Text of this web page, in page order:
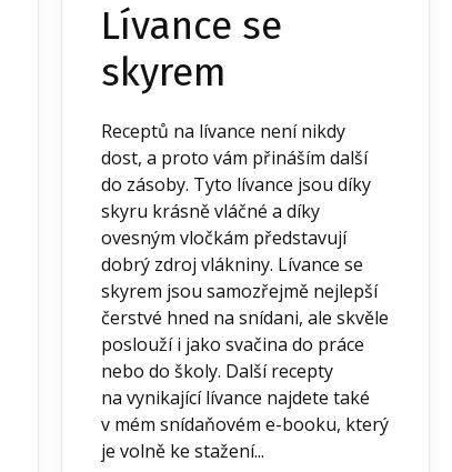
Lívance se
skyrem
Receptů na lívance není nikdy
dost, a proto vám přináším další
do zásoby. Tyto lívance jsou díky
skyru krásně vláčné a díky
ovesným vločkám představují
dobrý zdroj vlákniny. Lívance se
skyrem jsou samozřejmě nejlepší
čerstvé hned na snídani, ale skvěle
poslouží i jako svačina do práce
nebo do školy. Další recepty
na vynikající lívance najdete také
v mém snídaňovém e-booku, který
je volně ke stažení...